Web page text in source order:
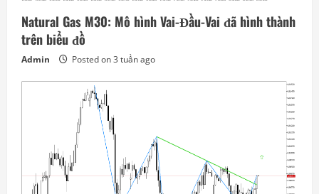
Natural Gas M30: Mô hình Vai-Đầu-Vai đã hình thành
trên biểu đồ
Admin Posted on 3 tuần ago